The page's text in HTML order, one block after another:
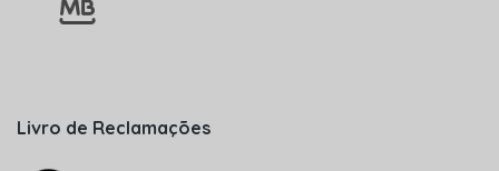
Livro de Reclamações